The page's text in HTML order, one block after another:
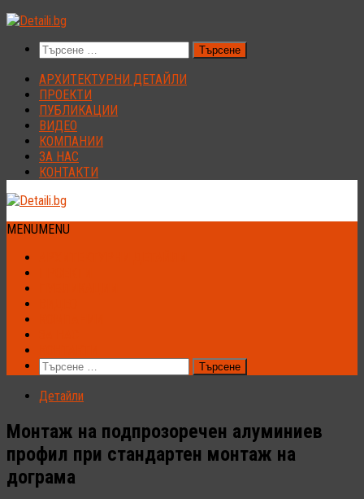
Към
Търсене
за:
АРХИТЕКТУРНИ ДЕТАЙЛИ
ПРОЕКТИ
ПУБЛИКАЦИИ
ВИДЕО
КОМПАНИИ
ЗА НАС
КОНТАКТИ
MENUMENU
Търсене
за:
Детайли
Монтаж на подпрозоречен алуминиев
профил при стандартен монтаж на
дограма